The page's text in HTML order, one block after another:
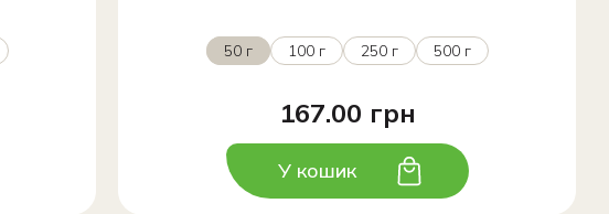
50 г 100 г 250 г 500 г
167.00 грн
У кошик